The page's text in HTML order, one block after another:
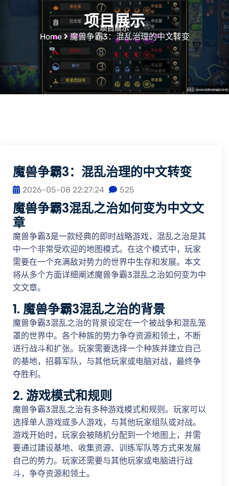
项目展示
Home 魔兽争霸3：混乱治理的中文转变
魔兽争霸3：混乱治理的中文转变
2026-05-08 22:27:24 525
魔兽争霸3混乱之治如何变为中文文
章
魔兽争霸3是一款经典的即时战略游戏，混乱之治是其
中一个非常受欢迎的地图模式。在这个模式中，玩家
需要在一个充满敌对势力的世界中生存和发展。本文
将从多个方面详细阐述魔兽争霸3混乱之治如何变为中
文文章。
1. 魔兽争霸3混乱之治的背景
魔兽争霸3混乱之治的背景设定在一个被战争和混乱笼
罩的世界中。各个种族的势力争夺资源和领土，不断
进行战斗和扩张。玩家需要选择一个种族并建立自己
的基地，招募军队，与其他玩家或电脑对战，最终争
夺胜利。
2. 游戏模式和规则
魔兽争霸3混乱之治有多种游戏模式和规则。玩家可以
选择单人游戏或多人游戏，与其他玩家组队或对战。
游戏开始时，玩家会被随机分配到一个地图上，并需
要通过建设基地、收集资源、训练军队等方式来发展
自己的势力。玩家还需要与其他玩家或电脑进行战
斗，争夺资源和领土。